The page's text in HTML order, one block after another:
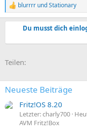
R
e
a
i
n
:
blurrrr undStationary
Du musst dich
Teilen:
Neueste Beiträge
Fritz!OS 8.20
Letzter: charly700
AVM Fritz!Box